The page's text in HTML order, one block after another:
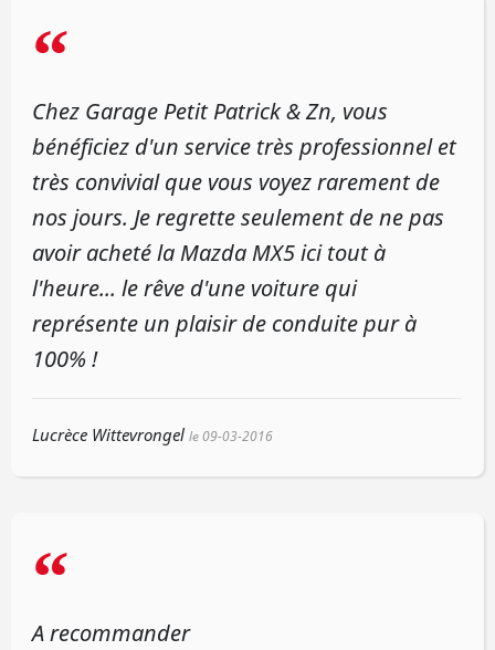
“
Chez Garage Petit Patrick & Zn, vous
bénéficiez d'un service très professionnel et
très convivial que vous voyez rarement de
nos jours. Je regrette seulement de ne pas
avoir acheté la Mazda MX5 ici tout à
l'heure... le rêve d'une voiture qui
représente un plaisir de conduite pur à
100% !
Lucrèce Wittevrongel le 09-03-2016
“
A recommander